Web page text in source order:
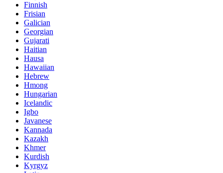
Finnish
Frisian
Galician
Georgian
Gujarati
Haitian
Hausa
Hawaiian
Hebrew
Hmong
Hungarian
Icelandic
Igbo
Javanese
Kannada
Kazakh
Khmer
Kurdish
Kyrgyz